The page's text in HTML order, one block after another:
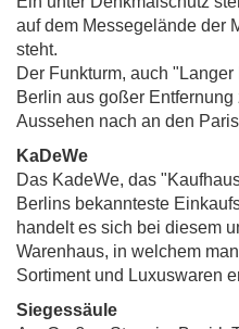
auf dem Messegelände der
steht.
Der Funkturm, auch
Berlin aus goßer
Aussehen nach an den
KaDeWe
Das KadeWe, das
Berlins bekannteste
handelt es sich bei diesem
Warenhaus, in welchem
Sortiment und Luxuswaren
Siegessäule